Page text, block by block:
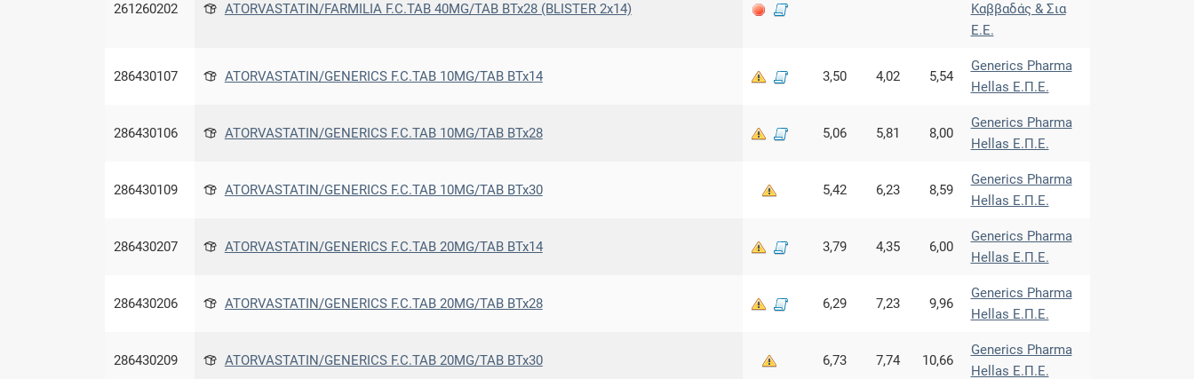
261260202 ATORVASTATIN/FARMILIA F.C.TAB 40MG/TAB BTx28 (BLISTER 2x14)
Καββαδάς & Σια
Ε.Ε.
286430107 ATORVASTATIN/GENERICS F.C.TAB 10MG/TAB BTx14 3,50 4,02 5,54
Generics Pharma
Hellas Ε.Π.Ε.
286430106 ATORVASTATIN/GENERICS F.C.TAB 10MG/TAB BTx28 5,06 5,81 8,00
Generics Pharma
Hellas Ε.Π.Ε.
286430109 ATORVASTATIN/GENERICS F.C.TAB 10MG/TAB BTx30 5,42 6,23 8,59
Generics Pharma
Hellas Ε.Π.Ε.
286430207 ATORVASTATIN/GENERICS F.C.TAB 20MG/TAB BTx14 3,79 4,35 6,00
Generics Pharma
Hellas Ε.Π.Ε.
286430206 ATORVASTATIN/GENERICS F.C.TAB 20MG/TAB BTx28 6,29 7,23 9,96
Generics Pharma
Hellas Ε.Π.Ε.
286430209 ATORVASTATIN/GENERICS F.C.TAB 20MG/TAB BTx30 6,73 7,74 10,66
Generics Pharma
Hellas Ε.Π.Ε.